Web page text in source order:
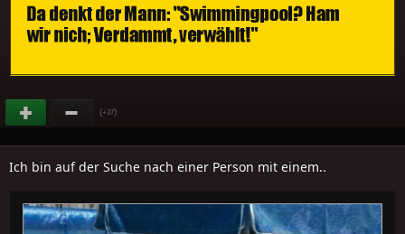
(+37)
Ich bin auf der Suche nach einer Person mit einem..